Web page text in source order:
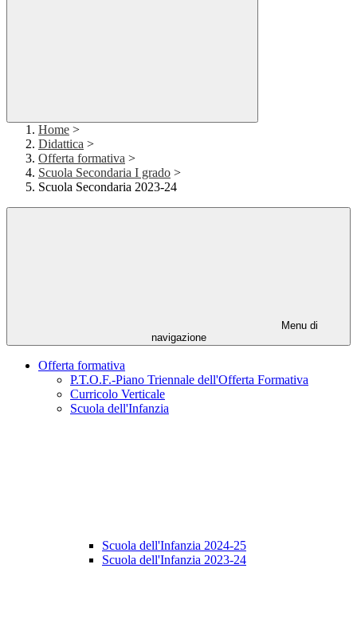
Home >
Didattica >
Offerta formativa >
Scuola Secondaria I grado >
Scuola Secondaria 2023-24
Menu di
navigazione
Offerta formativa
P.T.O.F.-Piano Triennale dell'Offerta Formativa
Curricolo Verticale
Scuola dell'Infanzia
Scuola dell'Infanzia 2024-25
Scuola dell'Infanzia 2023-24